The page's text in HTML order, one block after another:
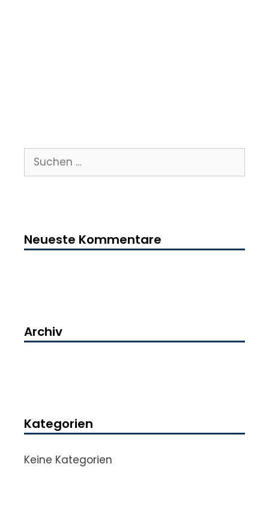
Suche
nach:
Neueste Kommentare
Archiv
Kategorien
Keine Kategorien